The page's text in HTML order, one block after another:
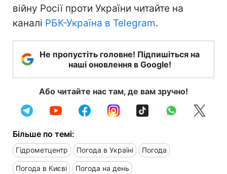
війну Росії проти України читайте на
каналі РБК-Україна в Telegram.
Не пропустіть головне! Підпишіться на
наші оновлення в Google!
Або читайте нас там, де вам зручно!
Більше по темі:
Гідрометцентр Погода в Україні Погода
Погода в Києві Погода на день